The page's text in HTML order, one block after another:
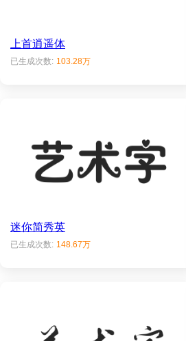
上首逍遥体
已生成次数: 103.28万
迷你简秀英
已生成次数: 148.67万